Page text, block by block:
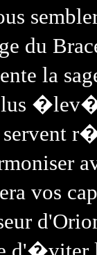
du
la
vos